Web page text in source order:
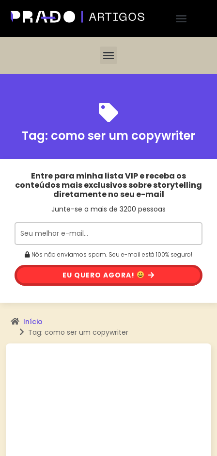
Tag: como ser um copywriter
Entre para minha lista VIP e receba os
conteúdos mais exclusivos sobre storytelling
diretamente no seu e-mail
Junte-se a mais de 3200 pessoas
Nós não enviamos spam. Seu e-mail está 100% seguro!
EU QUERO AGORA!
Início
Tag: como ser um copywriter